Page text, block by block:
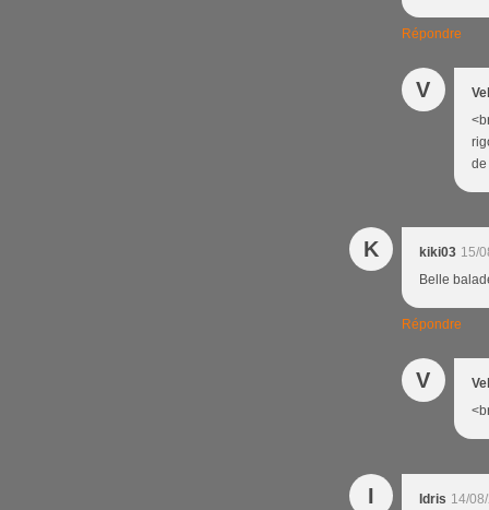
Répondre
V
de
K kiki03 15/
Belle
Répondre
V
I Idris 14/